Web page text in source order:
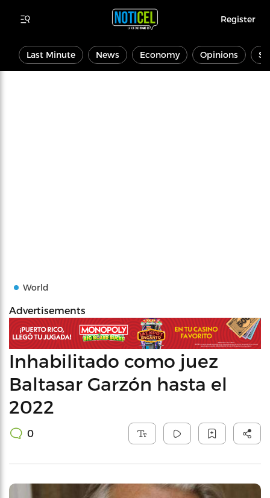
Register
Last Minute News Economy Opinions
World
Advertisements
Inhabilitado como juez
Baltasar Garzón hasta el
2022
0